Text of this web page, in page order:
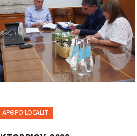
ΆΡΘΡΟ LOCALIT